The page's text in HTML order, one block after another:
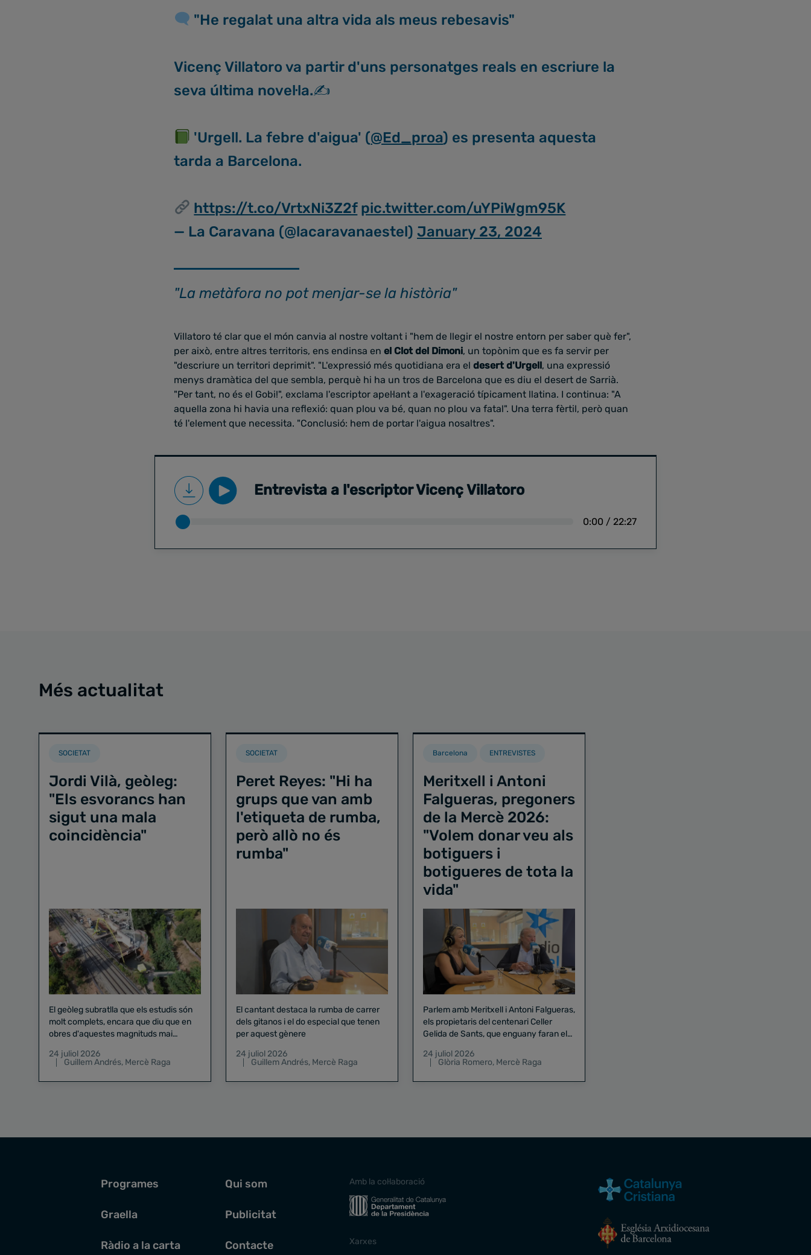
"He regalat una altra vida als meus rebesavis"
Vicenç Villatoro va partir d'uns personatges reals en escriure la
seva última novel·la.✍️
'Urgell. La febre d'aigua' (@Ed_proa) es presenta aquesta
tarda a Barcelona.
https://t.co/VrtxNi3Z2f pic.twitter.com/uYPiWgm95K
— La Caravana (@lacaravanaestel) January 23, 2024
"La metàfora no pot menjar-se la història"
Villatoro té clar que el món canvia al nostre voltant i "hem de llegir el nostre entorn per saber què fer",
per això, entre altres territoris, ens endinsa en el Clot del Dimoni, un topònim que es fa servir per
"descriure un territori deprimit". "L'expressió més quotidiana era el desert d'Urgell, una expressió
menys dramàtica del que sembla, perquè hi ha un tros de Barcelona que es diu el desert de Sarrià.
"Per tant, no és el Gobi!", exclama l'escriptor apel·lant a l'exageració típicament llatina. I continua: "A
aquella zona hi havia una reflexió: quan plou va bé, quan no plou va fatal". Una terra fèrtil, però quan
té l'element que necessita. "Conclusió: hem de portar l'aigua nosaltres".
Entrevista a l'escriptor Vicenç Villatoro
0:00 / 22:27
Més actualitat
SOCIETAT
Jordi Vilà, geòleg:
"Els esvorancs han
sigut una mala
coincidència"
El geòleg subratlla que els estudis són
molt complets, encara que diu que en
obres d'aquestes magnituds mai
24 juliol 2026
Guillem Andrés, Mercè Raga
SOCIETAT
Peret Reyes: "Hi ha
grups que van amb
l'etiqueta de rumba,
però allò no és
rumba"
El cantant destaca la rumba de carrer
dels gitanos i el do especial que tenen
per aquest gènere
24 juliol 2026
Guillem Andrés, Mercè Raga
Barcelona ENTREVISTES
Meritxell i Antoni
Falgueras, pregoners
de la Mercè 2026:
"Volem donar veu als
botiguers i
botigueres de tota la
vida"
Parlem amb Meritxell i Antoni Falgueras,
els propietaris del centenari Celler
Gelida de Sants, que enguany faran el
24 juliol 2026
Glòria Romero, Mercè Raga
Programes
Graella
Ràdio a la carta
Qui som
Publicitat
Contacte
Amb la col·laboració
Xarxes